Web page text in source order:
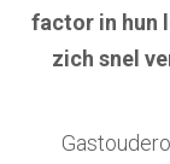
factor in hun
zich snel